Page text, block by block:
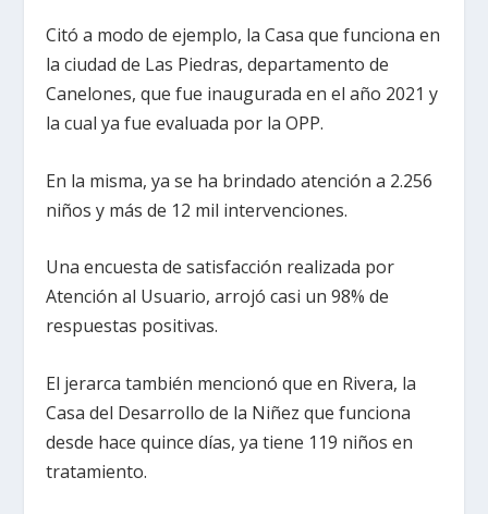
Citó a modo de ejemplo, la Casa que funciona en
la ciudad de Las Piedras, departamento de
Canelones, que fue inaugurada en el año 2021 y
la cual ya fue evaluada por la OPP.
En la misma, ya se ha brindado atención a 2.256
niños y más de 12 mil intervenciones.
Una encuesta de satisfacción realizada por
Atención al Usuario, arrojó casi un 98% de
respuestas positivas.
El jerarca también mencionó que en Rivera, la
Casa del Desarrollo de la Niñez que funciona
desde hace quince días, ya tiene 119 niños en
tratamiento.